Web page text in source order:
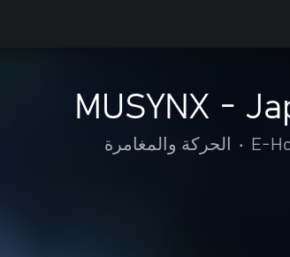
MUSYNX -
E-
• الحركة والمغامرة